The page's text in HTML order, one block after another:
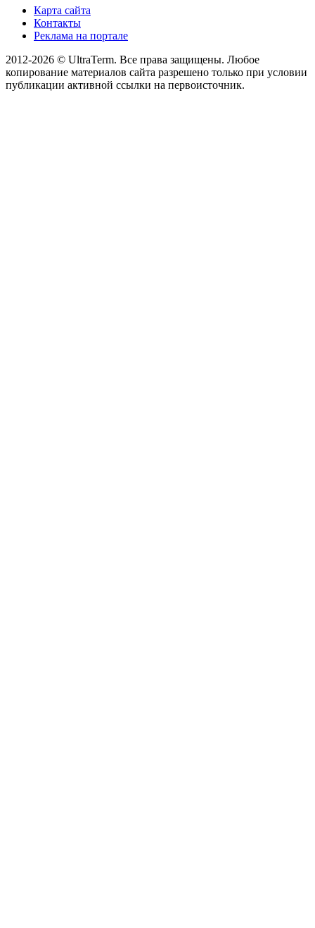
Карта сайта
Контакты
Реклама на портале
2012-2026 © UltraTerm. Все права защищены. Любое
копирование материалов сайта разрешено только при условии
публикации активной ссылки на первоисточник.